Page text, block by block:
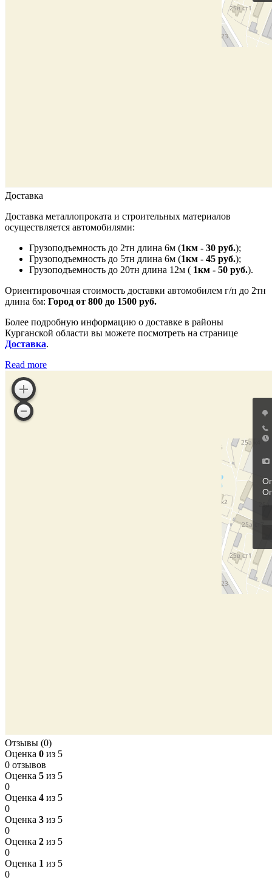
Доставка
Доставка металлопроката и строительных материалов
осуществляется автомобилями:
Грузоподъемность до 2тн длина 6м (1км - 30 руб.);
Грузоподъемность до 5тн длина 6м (1км - 45 руб.);
Грузоподъемность до 20тн длина 12м ( 1км - 50 руб.).
Ориентировочная стоимость доставки автомобилем г/п до 2тн
длина 6м: Город от 800 до 1500 руб.
Более подробную информацию о доставке в районы
Курганской области вы можете посмотреть на странице
Доставка.
Read more
Отзывы (0)
Оценка 0 из 5
0 отзывов
Оценка 5 из 5
0
Оценка 4 из 5
0
Оценка 3 из 5
0
Оценка 2 из 5
0
Оценка 1 из 5
0